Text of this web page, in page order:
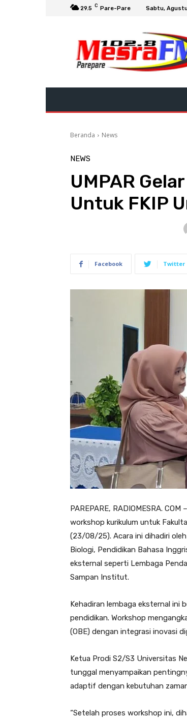
29.5 C Pare-Pare Sabtu,
Beranda News
NEWS
UMPAR
Untuk FKIP
Facebook Twitter
PAREPARE, RADIOMESRA.
workshop kurikulum untuk
(23/08/25). Acara ini dihadiri
Biologi, Pendidikan Bahasa
eksternal seperti Lembaga
Sampan Institut.
Kehadiran lembaga eksternal ini
pendidikan. Workshop
(OBE) dengan integrasi inovasi
Ketua Prodi S2/S3 Universitas
tunggal menyampaikan
adaptif dengan kebutuhan
“Setelah proses workshop ini,